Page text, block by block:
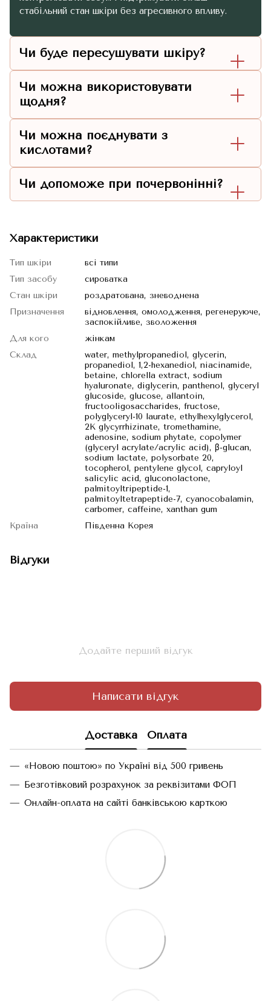
стабільний стан шкіри без агресивного впливу.
Чи буде пересушувати шкіру?
Чи можна використовувати
щодня?
Чи можна поєднувати з
кислотами?
Чи допоможе при почервонінні?
Характеристики
Тип шкіри
всі типи
Тип засобу
сироватка
Стан шкіри
роздратована, зневоднена
Призначення
відновлення, омолодження, регенеруюче,
заспокійливе, зволоження
Для кого
жінкам
Склад
water, methylpropanediol, glycerin,
propanediol, 1,2-hexanediol, niacinamide,
betaine, chlorella extract, sodium
hyaluronate, diglycerin, panthenol, glyceryl
glucoside, glucose, allantoin,
fructooligosaccharides, fructose,
polyglyceryl-10 laurate, ethylhexylglycerol,
2K glycyrrhizinate, tromethamine,
adenosine, sodium phytate, copolymer
(glyceryl acrylate/acrylic acid), β-glucan,
sodium lactate, polysorbate 20,
tocopherol, pentylene glycol, capryloyl
salicylic acid, gluconolactone,
palmitoyltripeptide-1,
palmitoyltetrapeptide-7, cyanocobalamin,
carbomer, caffeine, xanthan gum
Країна
Південна Корея
Відгуки
Додайте перший відгук
Написати відгук
Доставка Оплата
«Новою поштою» по Україні від 500 гривень
Безготівковий розрахунок за реквізитами ФОП
Онлайн-оплата на сайті банківською карткою